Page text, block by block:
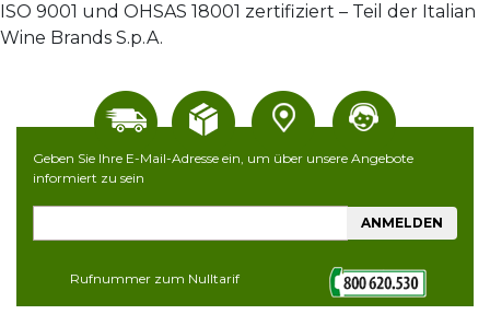
ISO 9001 und OHSAS 18001 zertifiziert – Teil der Italian
Wine Brands S.p.A.
Geben Sie Ihre E-Mail-Adresse ein, um über unsere Angebote
informiert zu sein
ANMELDEN
Rufnummer zum Nulltarif